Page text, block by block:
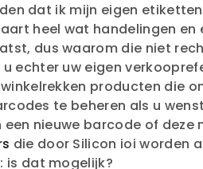
dat ik mijn eigen
heel wat handelingen
dus waarom die niet
uw eigen
producten die
te beheren als u
nieuwe barcode of
die door Silicon ioi worden
is dat mogelijk?